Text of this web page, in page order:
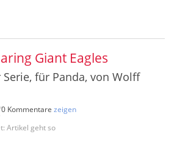
Giant Eagles
für Panda, von Wolff
Artikel geht so
0 Kommentare zeigen